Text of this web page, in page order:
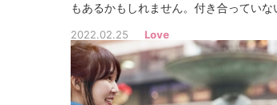
もあるかもしれません。付き合っていな
せて解説していきます。
2022.02.25 Love